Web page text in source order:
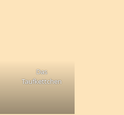
Das
Taufkettchen